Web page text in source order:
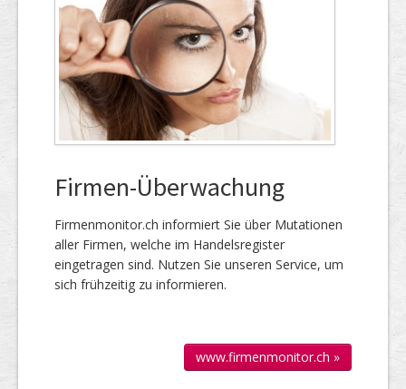
Firmen-Überwachung
Firmenmonitor.ch informiert Sie über Mutationen
aller Firmen, welche im Handels­register
eingetragen sind. Nutzen Sie unseren Service, um
sich frühzeitig zu informieren.
www.firmenmonitor.ch »